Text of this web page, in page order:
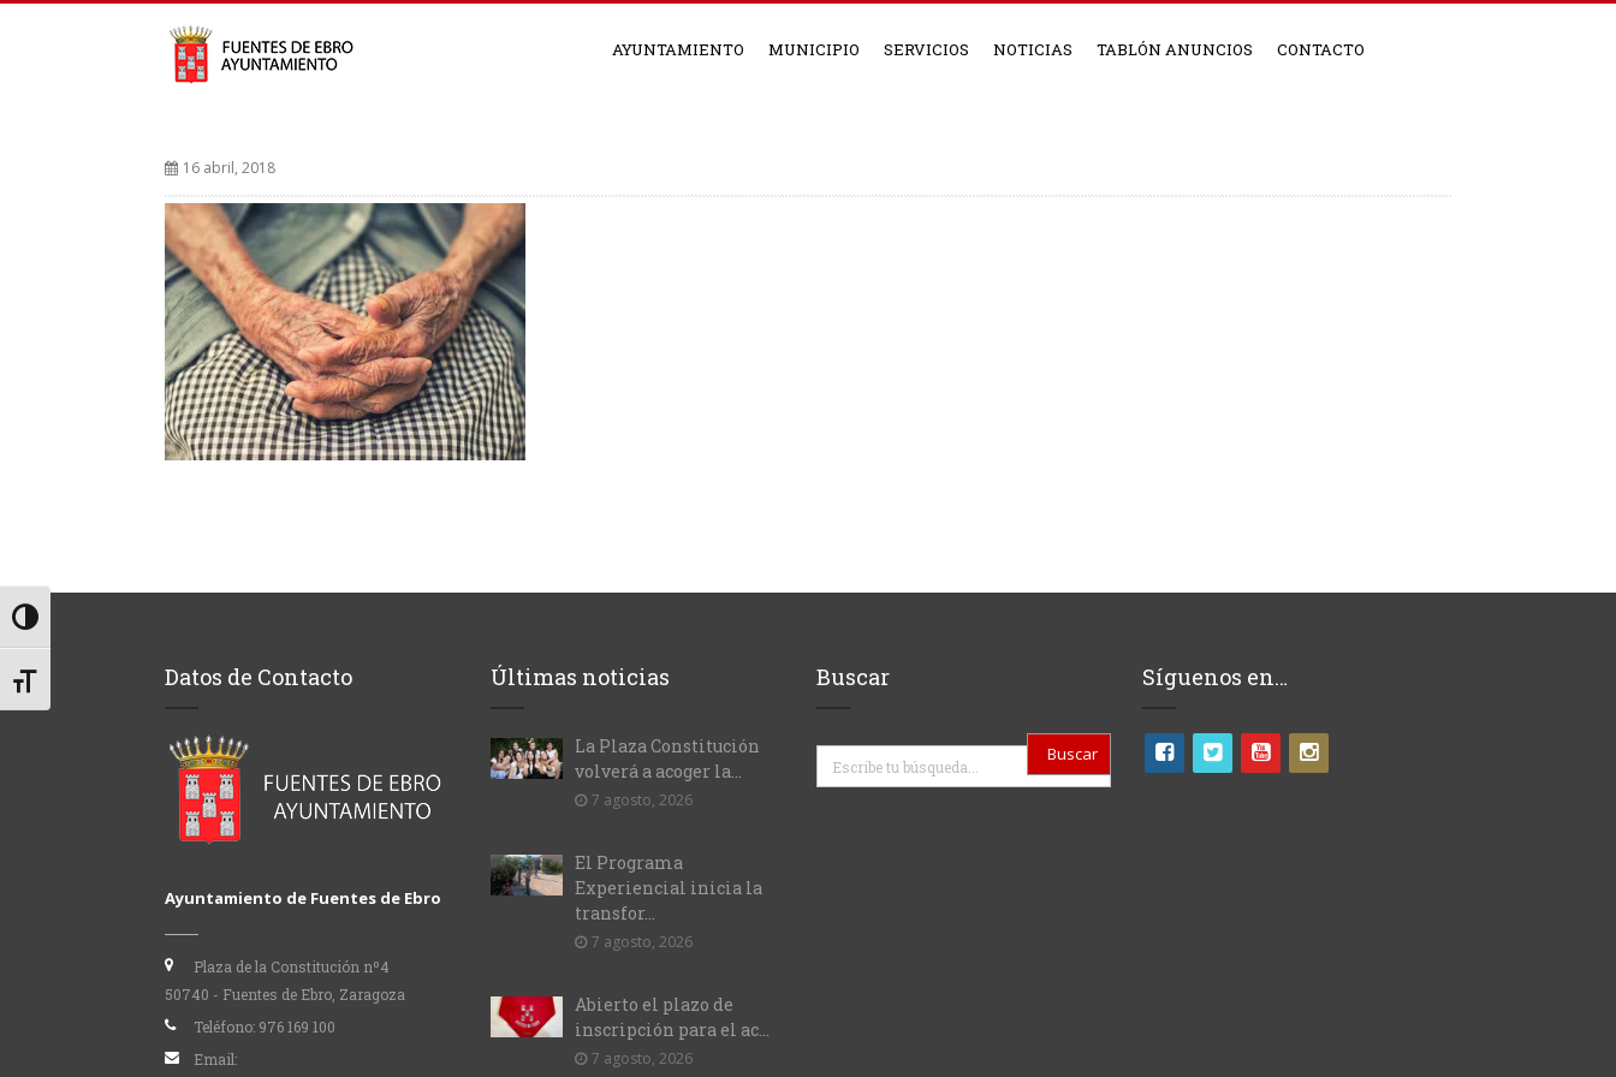
Alternar alto contraste
Alternar tamaño de letra
AYUNTAMIENTO MUNICIPIO SERVICIOS NOTICIAS TABLÓN ANUNCIOS CONTACTO
16 abril, 2018
Datos de Contacto
Ayuntamiento de Fuentes de Ebro
Plaza de la Constitución nº4
50740 - Fuentes de Ebro, Zaragoza
Teléfono: 976 169 100
Email:
Últimas noticias
La Plaza Constitución
volverá a acoger la...
7 agosto, 2026
El Programa
Experiencial inicia la
transfor...
7 agosto, 2026
Abierto el plazo de
inscripción para el ac...
7 agosto, 2026
Buscar
Buscar
Síguenos en…